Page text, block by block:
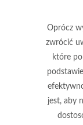
Oprócz
zwrócić
które
jest, aby